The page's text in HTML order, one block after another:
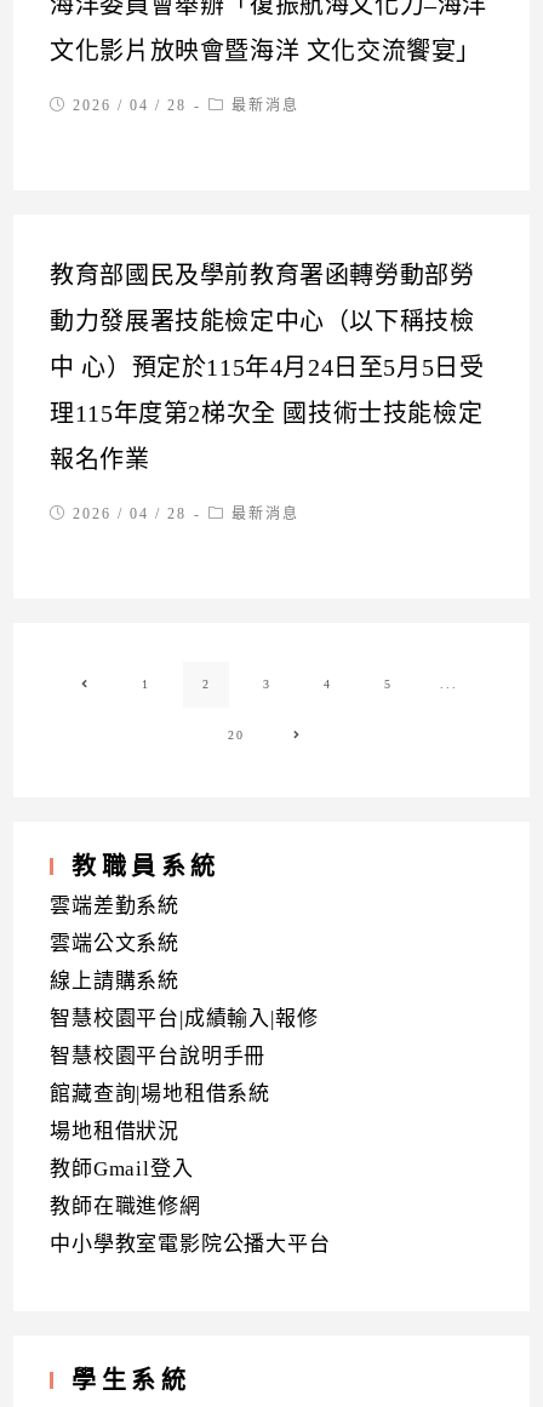
文化影片放映會暨海洋 文化交流饗宴」
Post2026 / 04 / 28
Post最新消息
教育部國民及學前教育署函轉勞動部勞
動力發展署技能檢定中心（以下稱技檢
中 心）預定於115年4月24日至5月5日受
理115年度第2梯次全 國技術士技能檢定
報名作業
Post2026 / 04 / 28
Post最新消息
Go to the previous page
1 2 3 4 5
20 Go to the next page
教職員系統
雲端差勤系統
雲端公文系統
線上請購系統
智慧校園平台|成績輸入|報修
智慧校園平台說明手冊
館藏查詢|場地租借系統
場地租借狀況
教師Gmail登入
教師在職進修網
中小學教室電影院公播大平台
學生系統